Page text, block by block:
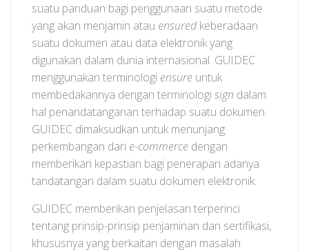
suatu panduan bagi penggunaan suatu metode
yang akan menjamin atau ensuredkeberadaan
suatu dokumen atau data elektronik yang
digunakan dalam dunia internasional. GUIDEC
menggunakan terminologi ensure untuk
membedakannya dengan terminologisign dalam
hal penandatanganan terhadap suatu dokumen.
GUIDEC dimaksudkan untuk menunjang
perkembangan dari e-commerce dengan
memberikan kepastian bagi penerapan adanya
tandatangan dalam suatu dokumen elektronik.
GUIDEC memberikan penjelasan terperinci
tentang prinsip-prinsip penjaminan dan sertifikasi,
khususnya yang berkaitan dengan masalah